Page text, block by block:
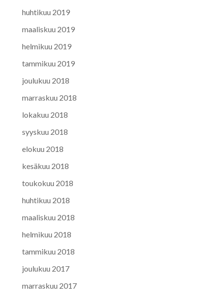
huhtikuu 2019
maaliskuu 2019
helmikuu 2019
tammikuu 2019
joulukuu 2018
marraskuu 2018
lokakuu 2018
syyskuu 2018
elokuu 2018
kesäkuu 2018
toukokuu 2018
huhtikuu 2018
maaliskuu 2018
helmikuu 2018
tammikuu 2018
joulukuu 2017
marraskuu 2017